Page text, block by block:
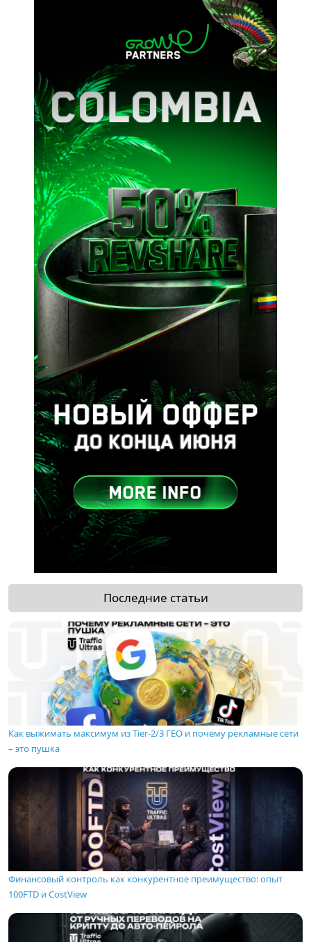
Последние статьи
Как выжимать максимум из Tier-2/3 ГЕО и почему рекламные сети
– это пушка
Финансовый контроль как конкурентное преимущество: опыт
100FTD и CostView